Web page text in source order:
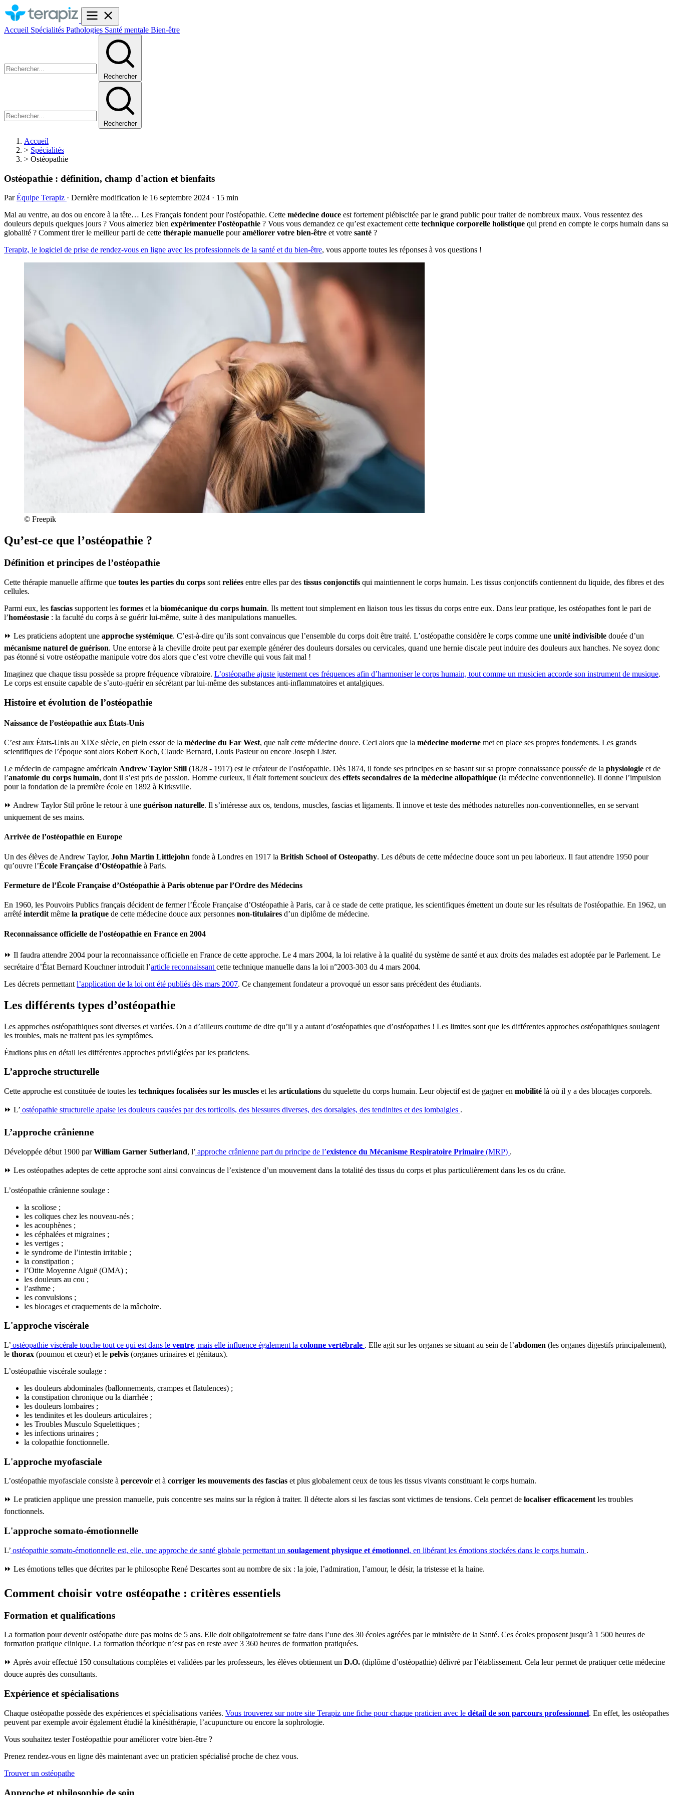
Accueil Spécialités Pathologies Santé mentale Bien-être
Rechercher
Rechercher
Accueil
> Spécialités
> Ostéopathie
Ostéopathie : définition, champ d'action et bienfaits
ParÉquipe Terapiz · Dernière modification le 16 septembre 2024 · 15 min
Mal au ventre, au dos ou encore à la tête… Les Français fondent pour l'ostéopathie. Cette médecine douce est fortement plébiscitée par le grand public pour traiter de nombreux maux. Vous ressentez des
douleurs depuis quelques jours ? Vous aimeriez bien expérimenter l’ostéopathie ? Vous vous demandez ce qu’est exactement cette technique corporelle holistique qui prend en compte le corps humain dans sa
globalité ? Comment tirer le meilleur parti de cette thérapie manuelle pouraméliorer votre bien-être et votre santé ?
Terapiz, le logiciel de prise de rendez-vous en ligne avec les professionnels de la santé et du bien-être, vous apporte toutes les réponses à vos questions !
© Freepik
Qu’est-ce que l’ostéopathie ?
Définition et principes de l’ostéopathie
Cette thérapie manuelle affirme que toutes les parties du corps sont reliées entre elles par des tissus conjonctifs qui maintiennent le corps humain. Les tissus conjonctifs contiennent du liquide, des fibres et des
cellules.
Parmi eux, les fascias supportent les formes et la biomécanique du corps humain. Ils mettent tout simplement en liaison tous les tissus du corps entre eux. Dans leur pratique, les ostéopathes font le pari de
l’homéostasie : la faculté du corps à se guérir lui-même, suite à des manipulations manuelles.
⏩ Les praticiens adoptent une approche systémique. C’est-à-dire qu’ils sont convaincus que l’ensemble du corps doit être traité. L’ostéopathe considère le corps comme une unité indivisible douée d’un
mécanisme naturel de guérison. Une entorse à la cheville droite peut par exemple générer des douleurs dorsales ou cervicales, quand une hernie discale peut induire des douleurs aux hanches. Ne soyez donc
pas étonné si votre ostéopathe manipule votre dos alors que c’est votre cheville qui vous fait mal !
Imaginez que chaque tissu possède sa propre fréquence vibratoire. L’ostéopathe ajuste justement ces fréquences afin d’harmoniser le corps humain, tout comme un musicien accorde son instrument de musique.
Le corps est ensuite capable de s’auto-guérir en sécrétant par lui-même des substances anti-inflammatoires et antalgiques.
Histoire et évolution de l’ostéopathie
Naissance de l’ostéopathie aux États-Unis
C’est aux États-Unis au XIXe siècle, en plein essor de la médecine du Far West, que naît cette médecine douce. Ceci alors que la médecine moderne met en place ses propres fondements. Les grands
scientifiques de l’époque sont alors Robert Koch, Claude Bernard, Louis Pasteur ou encore Joseph Lister.
Le médecin de campagne américain Andrew Taylor Still (1828 - 1917) est le créateur de l’ostéopathie. Dès 1874, il fonde ses principes en se basant sur sa propre connaissance poussée de la physiologie et de
l’anatomie du corps humain, dont il s’est pris de passion. Homme curieux, il était fortement soucieux des effets secondaires de la médecine allopathique (la médecine conventionnelle). Il donne l’impulsion
pour la fondation de la première école en 1892 à Kirksville.
⏩ Andrew Taylor Stil prône le retour à une guérison naturelle. Il s’intéresse aux os, tendons, muscles, fascias et ligaments. Il innove et teste des méthodes naturelles non-conventionnelles, en se servant
uniquement de ses mains.
Arrivée de l’ostéopathie en Europe
Un des élèves de Andrew Taylor, John Martin Littlejohn fonde à Londres en 1917 la British School of Osteopathy. Les débuts de cette médecine douce sont un peu laborieux. Il faut attendre 1950 pour
qu’ouvre l’École Française d’Ostéopathie à Paris.
Fermeture de l’École Française d’Ostéopathie à Paris obtenue par l’Ordre des Médecins
En 1960, les Pouvoirs Publics français décident de fermer l’École Française d’Ostéopathie à Paris, car à ce stade de cette pratique, les scientifiques émettent un doute sur les résultats de l'ostéopathie. En 1962, un
arrêté interdit même la pratique de cette médecine douce aux personnes non-titulaires d’un diplôme de médecine.
Reconnaissance officielle de l’ostéopathie en France en 2004
⏩ Il faudra attendre 2004 pour la reconnaissance officielle en France de cette approche. Le 4 mars 2004, la loi relative à la qualité du système de santé et aux droits des malades est adoptée par le Parlement. Le
secrétaire d’État Bernard Kouchner introduit l’article reconnaissant cette technique manuelle dans la loi n°2003-303 du 4 mars 2004.
Les décrets permettant l’application de la loi ont été publiés dès mars 2007. Ce changement fondateur a provoqué un essor sans précédent des étudiants.
Les différents types d’ostéopathie
Les approches ostéopathiques sont diverses et variées. On a d’ailleurs coutume de dire qu’il y a autant d’ostéopathies que d’ostéopathes ! Les limites sont que les différentes approches ostéopathiques soulagent
les troubles, mais ne traitent pas les symptômes.
Étudions plus en détail les différentes approches privilégiées par les praticiens.
L’approche structurelle
Cette approche est constituée de toutes les techniques focalisées sur les muscles et les articulations du squelette du corps humain. Leur objectif est de gagner en mobilité là où il y a des blocages corporels.
⏩ L’ ostéopathie structurelle apaise les douleurs causées par des torticolis, des blessures diverses, des dorsalgies, des tendinites et des lombalgies .
L’approche crânienne
Développée début 1900 parWilliam Garner Sutherland, l’ approche crânienne part du principe de l’existence du Mécanisme Respiratoire Primaire (MRP) .
⏩ Les ostéopathes adeptes de cette approche sont ainsi convaincus de l’existence d’un mouvement dans la totalité des tissus du corps et plus particulièrement dans les os du crâne.
L’ostéopathie crânienne soulage :
la scoliose ;
les coliques chez les nouveau-nés ;
les acouphènes ;
les céphalées et migraines ;
les vertiges ;
le syndrome de l’intestin irritable ;
la constipation ;
l’Otite Moyenne Aiguë (OMA) ;
les douleurs au cou ;
l’asthme ;
les convulsions ;
les blocages et craquements de la mâchoire.
L'approche viscérale
L’ ostéopathie viscérale touche tout ce qui est dans le ventre, mais elle influence également la colonne vertébrale . Elle agit sur les organes se situant au sein de l’abdomen (les organes digestifs principalement),
le thorax (poumon et cœur) et le pelvis (organes urinaires et génitaux).
L’ostéopathie viscérale soulage :
les douleurs abdominales (ballonnements, crampes et flatulences) ;
la constipation chronique ou la diarrhée ;
les douleurs lombaires ;
les tendinites et les douleurs articulaires ;
les Troubles Musculo Squelettiques ;
les infections urinaires ;
la colopathie fonctionnelle.
L'approche myofasciale
L’ostéopathie myofasciale consiste à percevoir et à corriger les mouvements des fascias et plus globalement ceux de tous les tissus vivants constituant le corps humain.
⏩ Le praticien applique une pression manuelle, puis concentre ses mains sur la région à traiter. Il détecte alors si les fascias sont victimes de tensions. Cela permet de localiser efficacement les troubles
fonctionnels.
L'approche somato-émotionnelle
L’ ostéopathie somato-émotionnelle est, elle, une approche de santé globale permettant un soulagement physique et émotionnel, en libérant les émotions stockées dans le corps humain .
⏩ Les émotions telles que décrites par le philosophe René Descartes sont au nombre de six : la joie, l’admiration, l’amour, le désir, la tristesse et la haine.
Comment choisir votre ostéopathe : critères essentiels
Formation et qualifications
La formation pour devenir ostéopathe dure pas moins de 5 ans. Elle doit obligatoirement se faire dans l’une des 30 écoles agréées par le ministère de la Santé. Ces écoles proposent jusqu’à 1 500 heures de
formation pratique clinique. La formation théorique n’est pas en reste avec 3 360 heures de formation pratiquées.
⏩ Après avoir effectué 150 consultations complètes et validées par les professeurs, les élèves obtiennent un D.O. (diplôme d’ostéopathie) délivré par l’établissement. Cela leur permet de pratiquer cette médecine
douce auprès des consultants.
Expérience et spécialisations
Chaque ostéopathe possède des expériences et spécialisations variées. Vous trouverez sur notre site Terapiz une fiche pour chaque praticien avec le détail de son parcours professionnel. En effet, les ostéopathes
peuvent par exemple avoir également étudié la kinésithérapie, l’acupuncture ou encore la sophrologie.
Vous souhaitez tester l'ostéopathie pour améliorer votre bien-être ?
Prenez rendez-vous en ligne dès maintenant avec un praticien spécialisé proche de chez vous.
Trouver un ostéopathe
Approche et philosophie de soin